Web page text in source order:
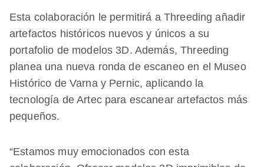
Esta colaboración le permitirá a Threeding añadir
artefactos históricos nuevos y únicos a su
portafolio de modelos 3D. Además, Threeding
planea una nueva ronda de escaneo en el Museo
Histórico de Varna y Pernic, aplicando la
tecnología de Artec para escanear artefactos más
pequeños.
“Estamos muy emocionados con esta